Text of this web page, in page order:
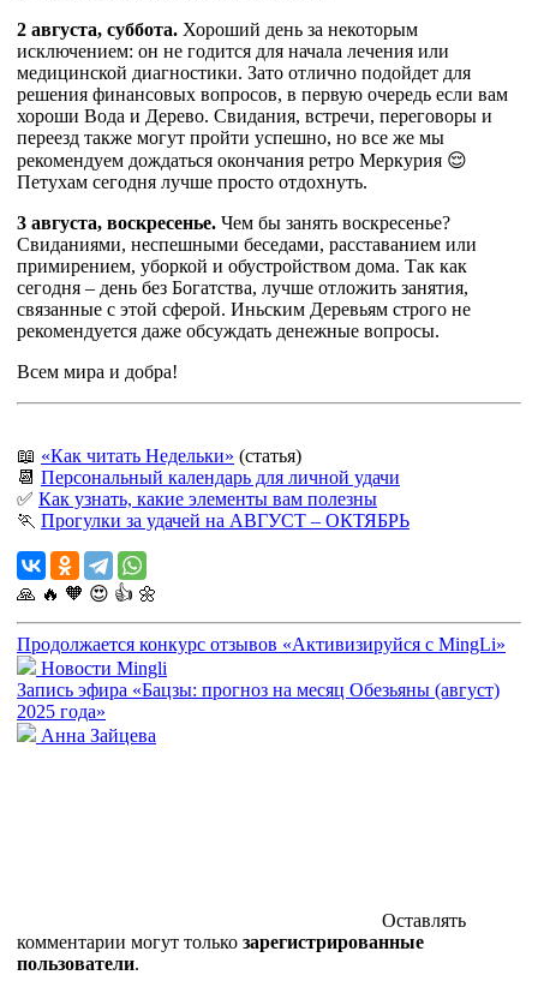
2 августа, суббота. Хороший день за некоторым
исключением: он не годится для начала лечения или
медицинской диагностики. Зато отлично подойдет для
решения финансовых вопросов, в первую очередь если вам
хороши Вода и Дерево. Свидания, встречи, переговоры и
переезд также могут пройти успешно, но все же мы
рекомендуем дождаться окончания ретро Меркурия 😌
Петухам сегодня лучше просто отдохнуть.
3 августа, воскресенье. Чем бы занять воскресенье?
Свиданиями, неспешными беседами, расставанием или
примирением, уборкой и обустройством дома. Так как
сегодня – день без Богатства, лучше отложить занятия,
связанные с этой сферой. Иньским Деревьям строго не
рекомендуется даже обсуждать денежные вопросы.
Всем мира и добра!
📖 «Как читать Недельки» (статья)
📆 Персональный календарь для личной удачи
✅ Как узнать, какие элементы вам полезны
🏃 Прогулки за удачей на АВГУСТ – ОКТЯБРЬ
🙏 🔥 🧡 😍 👍 🌼
Продолжается конкурс отзывов «Активизируйся с MingLi»
Новости Mingli
Запись эфира «Бацзы: прогноз на месяц Обезьяны (август)
2025 года»
Анна Зайцева
Оставлять
комментарии могут только зарегистрированные
пользователи.